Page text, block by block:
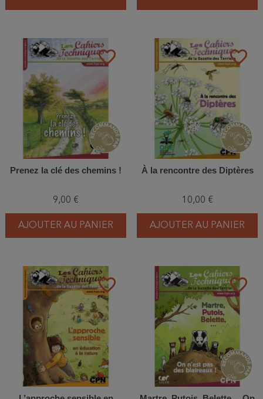
favorite_border
Prenez la clé des chemins !
9,00 €
AJOUTER AU PANIER
favorite_border
À la rencontre des Diptères
10,00 €
AJOUTER AU PANIER
favorite_border favorite_border